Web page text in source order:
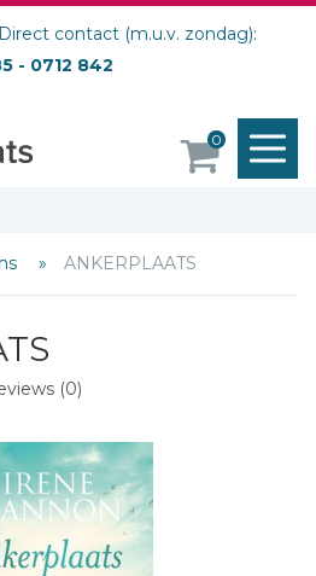
contact (m.u.v. zondag):
- 0712 842
0
ANKERPLAATS
(0)